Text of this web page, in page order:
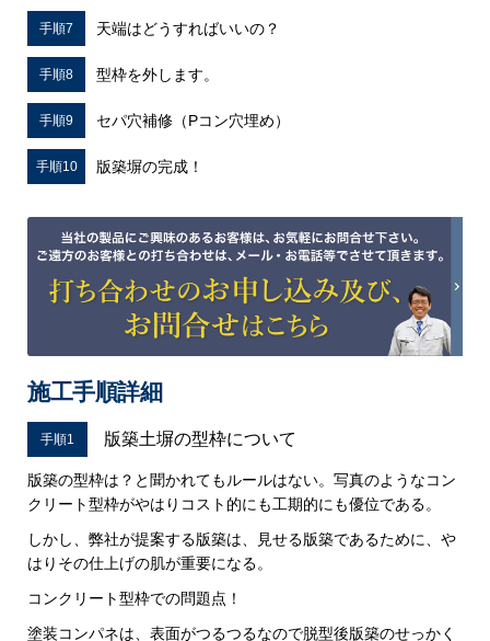
手順7 天端はどうすればいいの？
手順8 型枠を外します。
手順9 セパ穴補修（Pコン穴埋め）
手順10 版築塀の完成！
施工手順詳細
手順1 版築土塀の型枠について
版築の型枠は？と聞かれてもルールはない。写真のようなコン
クリート型枠がやはりコスト的にも工期的にも優位である。
しかし、弊社が提案する版築は、見せる版築であるために、や
はりその仕上げの肌が重要になる。
コンクリート型枠での問題点！
塗装コンパネは、表面がつるつるなので脱型後版築のせっかく